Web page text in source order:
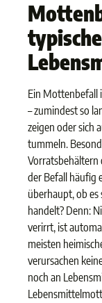
Ein Mottenbefall
– zumindest so
zeigen oder sich
tummeln.
Vorratsbehältern
der Befall häufig
überhaupt, ob
handelt? Denn:
verirrt, ist
meisten
verursachen
noch an